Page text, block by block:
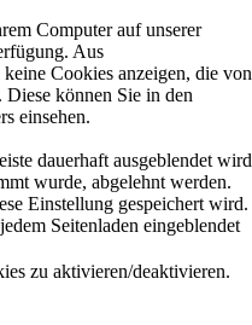
Computer auf unserer
Aus
Cookies anzeigen, die von
Diese können Sie in den
einsehen.
dauerhaft ausgeblendet wird
wurde, abgelehnt werden.
Einstellung gespeichert wird.
Seitenladen eingeblendet
zu aktivieren/deaktivieren.